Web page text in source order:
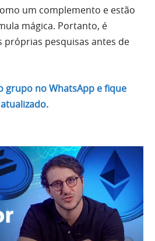
um complemento e estão
mágica. Portanto, é
próprias pesquisas antes de
grupo no WhatsApp e fique
atualizado.